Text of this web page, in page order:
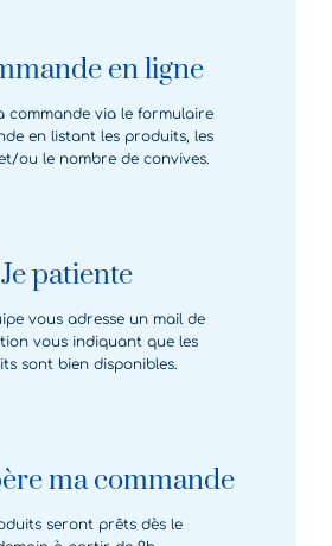
en ligne
commande via le formulaire
en listant les produits, les
ou le nombre de convives.
Je patiente
vous adresse un mail de
vous indiquant que les
sont bien disponibles.
ma commande
seront prêts dès le